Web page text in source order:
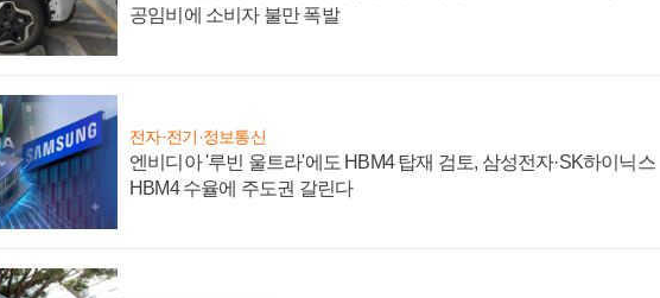
공임비에 소비자 불만 폭발
전자·전기·정보통신
엔비디아 '루빈 울트라'에도 HBM4 탑재 검토, 삼성전자·SK하이닉스
HBM4 수율에 주도권 갈린다